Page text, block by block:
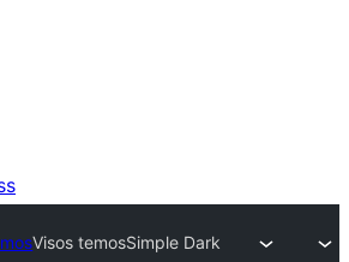
Visos temosSimple Dark